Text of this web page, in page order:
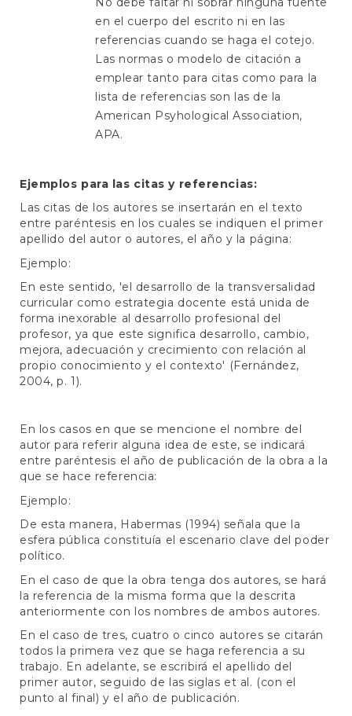
en el cuerpo del escrito ni en las
referencias cuando se haga el cotejo.
Las normas o modelo de citación a
emplear tanto para citas como para la
lista de referencias son las de la
American Psyhological Association,
APA.
Ejemplos para las citas y referencias:
Las citas de los autores se insertarán en el texto
entre paréntesis en los cuales se indiquen el primer
apellido del autor o autores, el año y la página:
Ejemplo:
En este sentido, 'el desarrollo de la transversalidad
curricular como estrategia docente está unida de
forma inexorable al desarrollo profesional del
profesor, ya que este significa desarrollo, cambio,
mejora, adecuación y crecimiento con relación al
propio conocimiento y el contexto' (Fernández,
2004, p. 1).
En los casos en que se mencione el nombre del
autor para referir alguna idea de este, se indicará
entre paréntesis el año de publicación de la obra a la
que se hace referencia:
Ejemplo:
De esta manera, Habermas (1994) señala que la
esfera pública constituía el escenario clave del poder
político.
En el caso de que la obra tenga dos autores, se hará
la referencia de la misma forma que la descrita
anteriormente con los nombres de ambos autores.
En el caso de tres, cuatro o cinco autores se citarán
todos la primera vez que se haga referencia a su
trabajo. En adelante, se escribirá el apellido del
primer autor, seguido de las siglas et al. (con el
punto al final) y el año de publicación.